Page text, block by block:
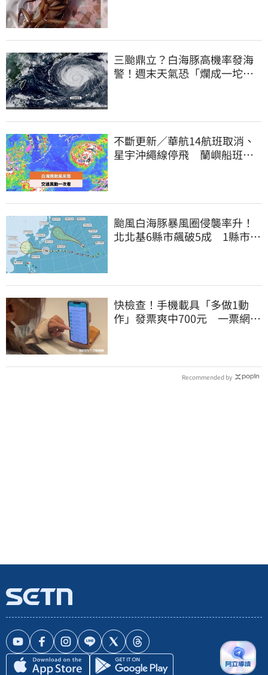
三颱鼎立？白海豚高機率發海
警！週末天氣恐「爛成一坨
不斷更新／華航14航班取消、
星宇沖繩線停飛 蘭嶼船班停3
颱風白海豚暴風圈侵襲率升！
北北基6縣市飆破5成 1縣市
快檢查！手機載具「多做1動
作」發票爽中700元 一票網照
Recommended by